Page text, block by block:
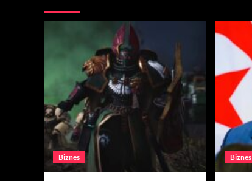
Biznes Biznes